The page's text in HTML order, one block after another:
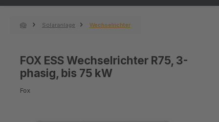
Solaranlage Wechselrichter
FOX ESS Wechselrichter R75, 3-
phasig, bis 75 kW
Fox